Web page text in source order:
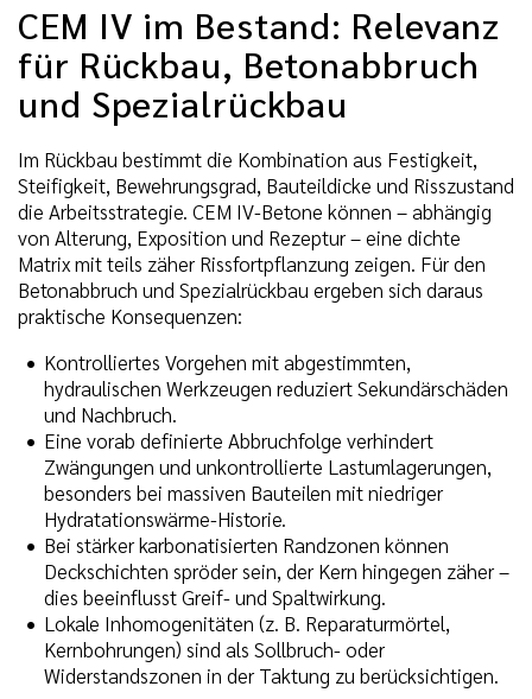
CEM IV im Bestand: Relevanz
für Rückbau, Betonabbruch
und Spezialrückbau
Im Rückbau bestimmt die Kombination aus Festigkeit,
Steifigkeit, Bewehrungsgrad, Bauteildicke und Risszustand
die Arbeitsstrategie. CEM IV-Betone können – abhängig
von Alterung, Exposition und Rezeptur – eine dichte
Matrix mit teils zäher Rissfortpflanzung zeigen. Für den
Betonabbruch und Spezialrückbau ergeben sich daraus
praktische Konsequenzen:
Kontrolliertes Vorgehen mit abgestimmten,
hydraulischen Werkzeugen reduziert Sekundärschäden
und Nachbruch.
Eine vorab definierte Abbruchfolge verhindert
Zwängungen und unkontrollierte Lastumlagerungen,
besonders bei massiven Bauteilen mit niedriger
Hydratationswärme-Historie.
Bei stärker karbonatisierten Randzonen können
Deckschichten spröder sein, der Kern hingegen zäher –
dies beeinflusst Greif- und Spaltwirkung.
Lokale Inhomogenitäten (z. B. Reparaturmörtel,
Kernbohrungen) sind als Sollbruch- oder
Widerstandszonen in der Taktung zu berücksichtigen.